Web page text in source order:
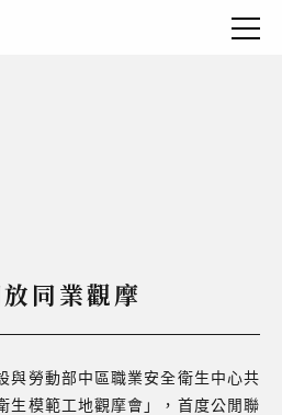
同業觀摩
與勞動部中區職業安全衛生中心共
生模範工地觀摩會」，首度公閒聯